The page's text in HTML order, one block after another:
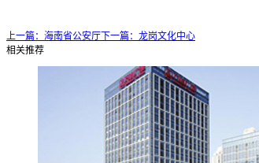
上一篇： 海南省公安厅 下一篇： 龙岗文化中心
相关推荐